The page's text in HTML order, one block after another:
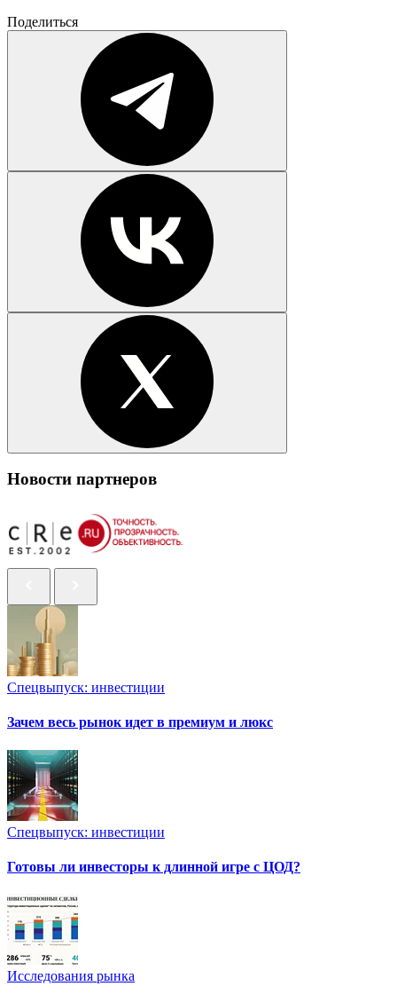
Поделиться
Новости партнеров
Спецвыпуск: инвестиции
Зачем весь рынок идет в премиум и люкс
Спецвыпуск: инвестиции
Готовы ли инвесторы к длинной игре с ЦОД?
Исследования рынка